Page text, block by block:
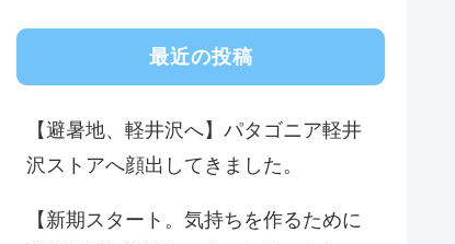
最近の投稿
【避暑地、軽井沢へ】パタゴニア軽井
沢ストアへ顔出してきました。
【新期スタート。気持ちを作るために